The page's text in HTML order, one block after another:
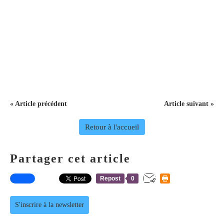
« Article précédent Article suivant »
Retour à l'accueil
Partager cet article
Repost 0
S'inscrire à la newsletter